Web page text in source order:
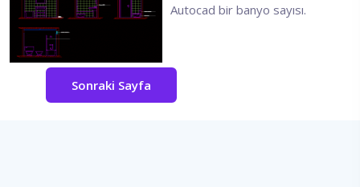
Autocad bir banyo sayısı.
Sonraki Sayfa